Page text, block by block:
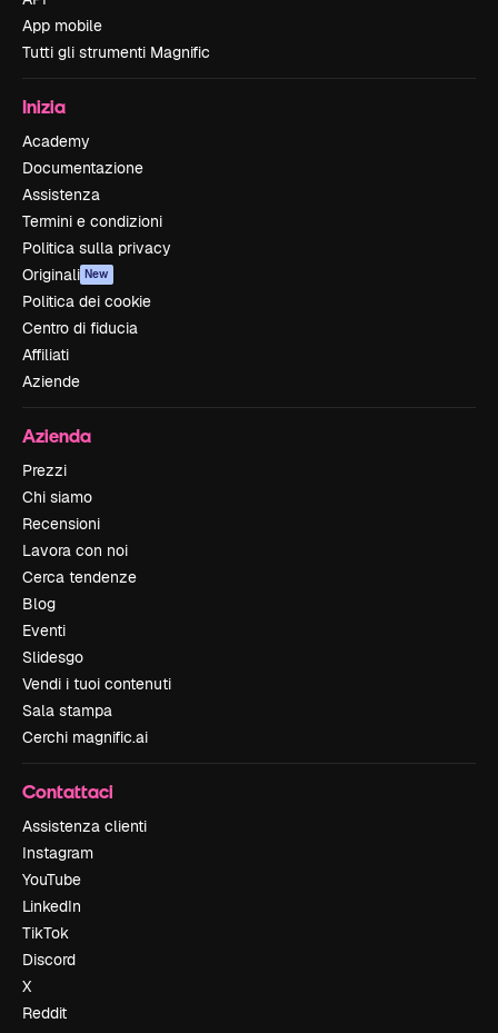
App mobile
Tutti gli strumenti Magnific
Inizia
Academy
Documentazione
Assistenza
Termini e condizioni
Politica sulla privacy
Originali New
Politica dei cookie
Centro di fiducia
Affiliati
Aziende
Azienda
Prezzi
Chi siamo
Recensioni
Lavora con noi
Cerca tendenze
Blog
Eventi
Slidesgo
Vendi i tuoi contenuti
Sala stampa
Cerchi magnific.ai
Contattaci
Assistenza clienti
Instagram
YouTube
LinkedIn
TikTok
Discord
X
Reddit